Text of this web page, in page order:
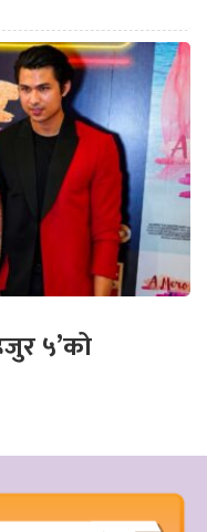
५’को